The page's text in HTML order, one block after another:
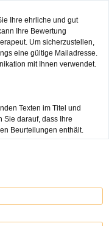
Ihre ehrliche und gut
Ihre Bewertung
Um sicherzustellen,
eine gültige Mailadresse.
mit Ihnen verwendet.
Texten im Titel und
Sie darauf, dass Ihre
Beurteilungen enthält.